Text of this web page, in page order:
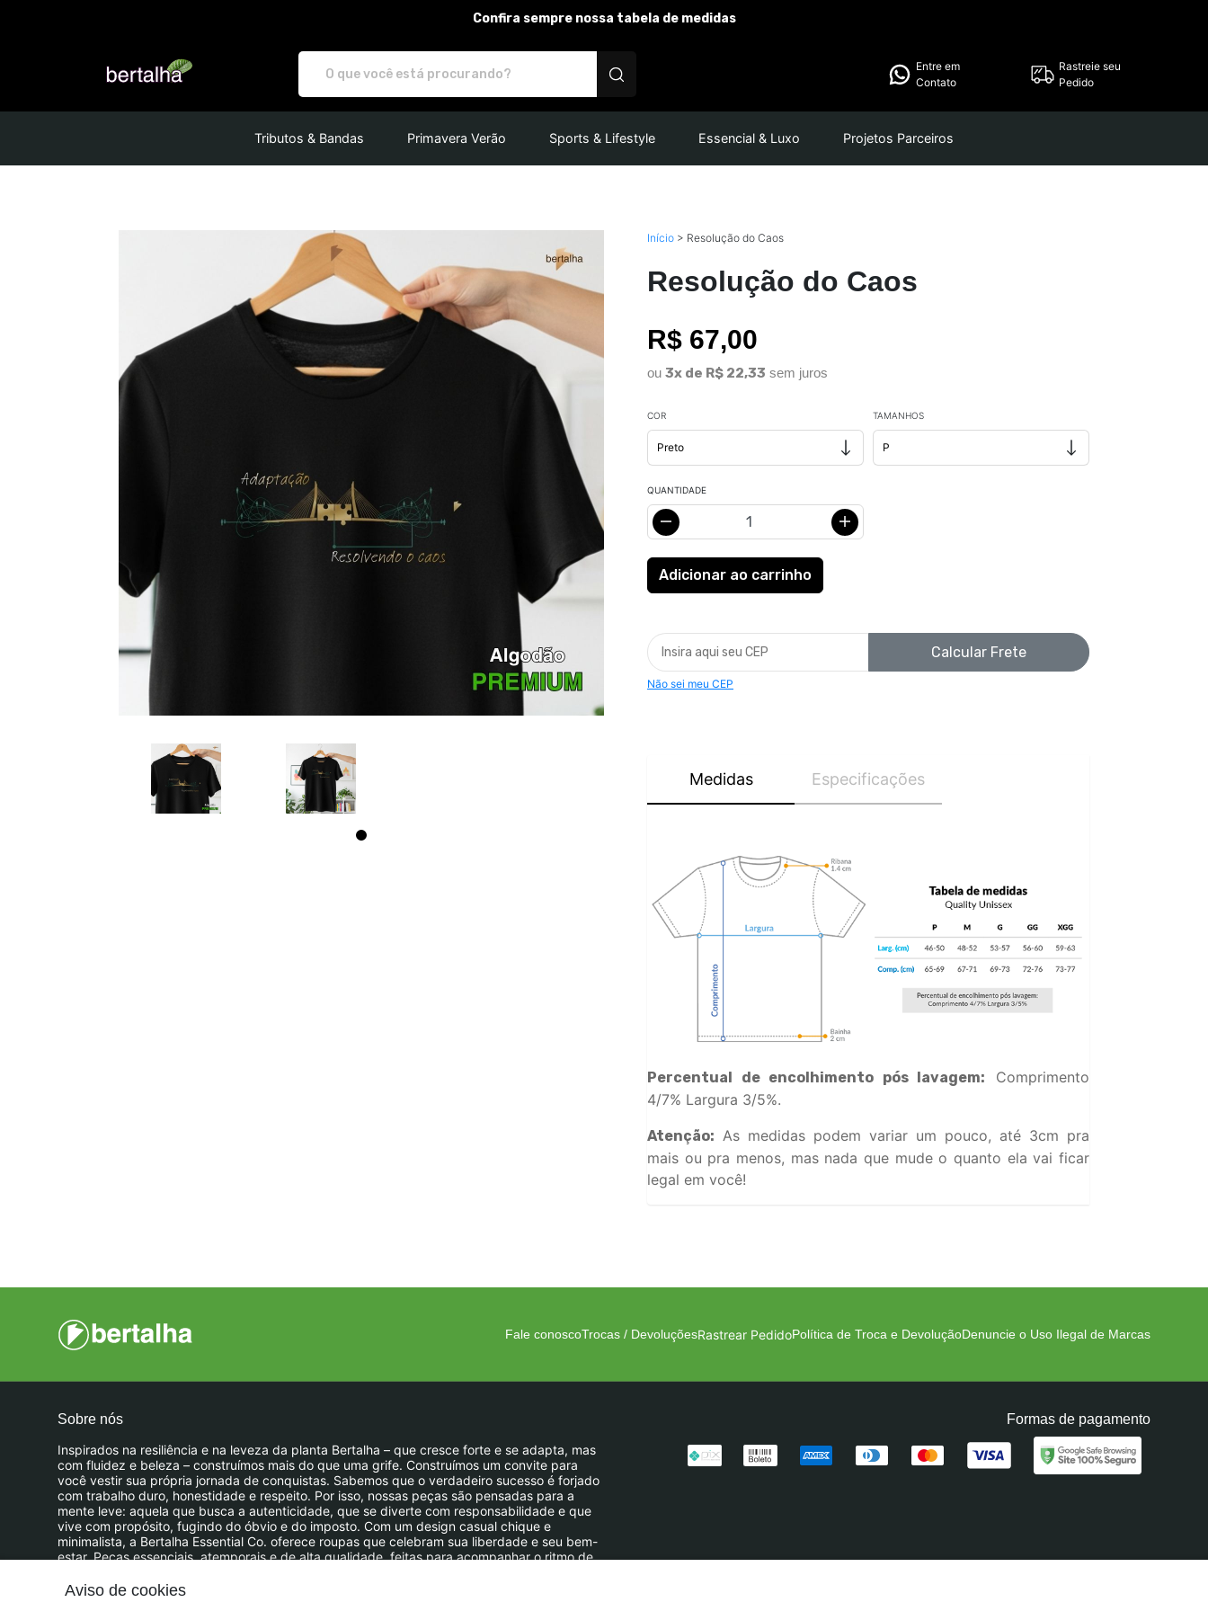
Confira sempre nossa tabela de medidas
Entre em
Contato
Rastreie seu
Pedido
Tributos & Bandas Primavera Verão Sports & Lifestyle Essencial & Luxo Projetos Parceiros
Início > Resolução do Caos
Resolução do Caos
R$ 67,00
ou 3x de R$ 22,33 sem juros
COR TAMANHOS
QUANTIDADE
Calcular Frete
Não sei meu CEP
Medidas Especificações
Percentual de encolhimento pós lavagem:
Comprimento
4/7% Largura 3/5%.
Atenção: As medidas podem variar um pouco, até 3cm pra
mais ou pra menos, mas nada que mude o quanto ela vai ficar
legal em você!
Aviso de cookies
Fale conoscoTrocas / DevoluçõesRastrear PedidoPolítica de Troca e DevoluçãoDenuncie o Uso Ilegal de Marcas
Sobre nós
Inspirados na resiliência e na leveza da planta Bertalha – que cresce forte e se adapta, mas
com fluidez e beleza – construímos mais do que uma grife. Construímos um convite para
você vestir sua própria jornada de conquistas. Sabemos que o verdadeiro sucesso é forjado
com trabalho duro, honestidade e respeito. Por isso, nossas peças são pensadas para a
mente leve: aquela que busca a autenticidade, que se diverte com responsabilidade e que
vive com propósito, fugindo do óbvio e do imposto. Com um design casual chique e
minimalista, a Bertalha Essential Co. oferece roupas que celebram sua liberdade e seu bem-
estar. Peças essenciais, atemporais e de alta qualidade, feitas para acompanhar o ritmo de
Formas de pagamento